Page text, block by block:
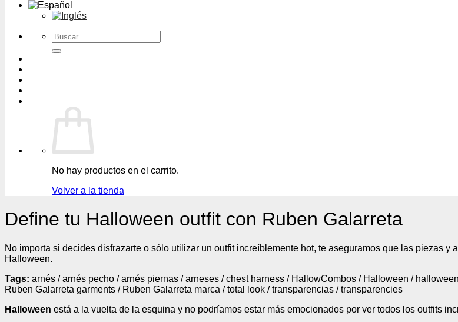
Buscar
por:
No hay productos en el carrito.
Volver a la tienda
Define tu Halloween outfit con Ruben Galarreta
No importa si decides disfrazarte o sólo utilizar un outfit increíblemente hot, te aseguramos que las piezas
Halloween.
Tags: arnés / arnés pecho / arnés piernas / arneses / chest harness / HallowCombos / Halloween /
Ruben Galarreta garments / Ruben Galarreta marca / total look / transparencias / transparencies
Halloween está a la vuelta de la esquina y no podríamos estar más emocionados por ver todos los outfits